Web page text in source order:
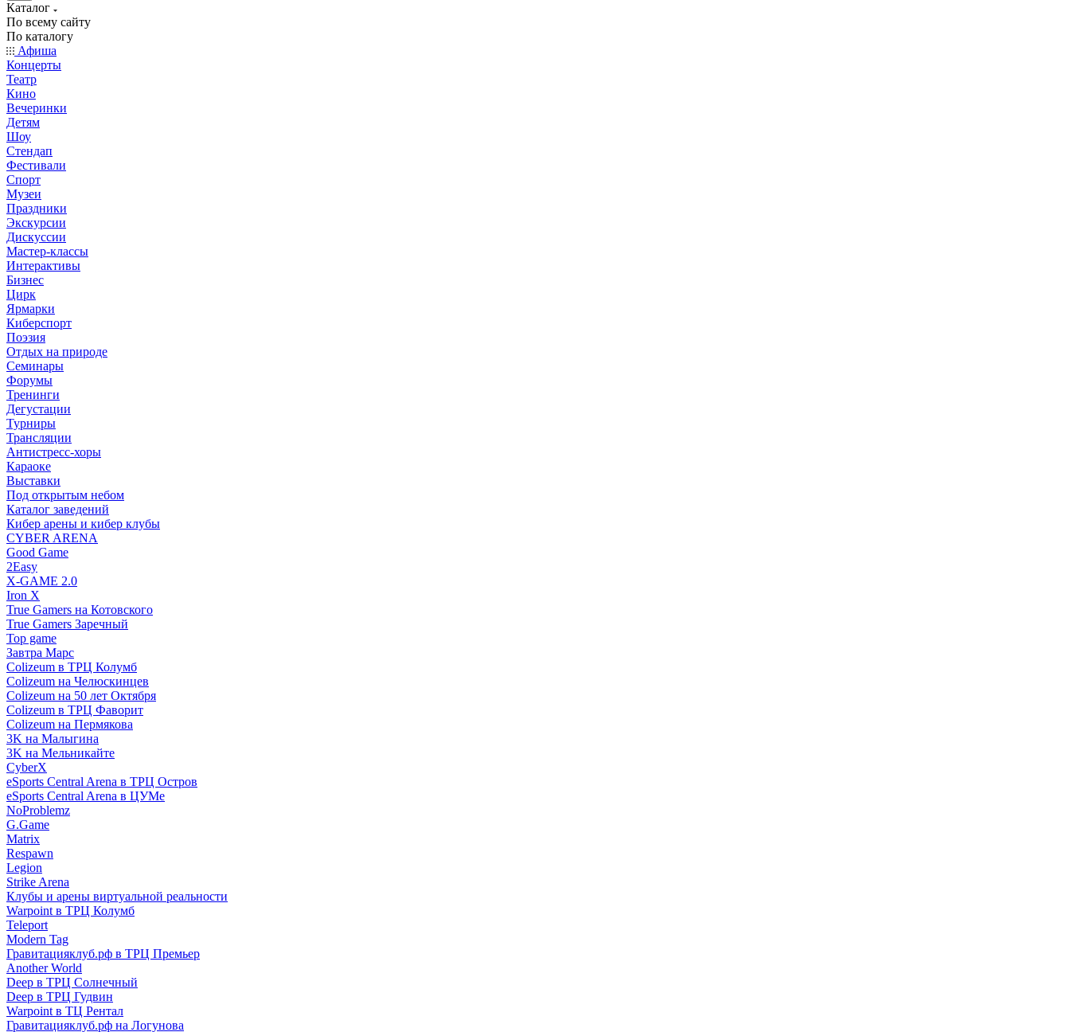
Каталог
По всему сайту
По каталогу
Афиша
Концерты
Театр
Кино
Вечеринки
Детям
Шоу
Стендап
Фестивали
Спорт
Музеи
Праздники
Экскурсии
Дискуссии
Мастер-классы
Интерактивы
Бизнес
Цирк
Ярмарки
Киберспорт
Поэзия
Отдых на природе
Семинары
Форумы
Тренинги
Дегустации
Турниры
Трансляции
Антистресс-хоры
Караоке
Выставки
Под открытым небом
Каталог заведений
Кибер арены и кибер клубы
CYBER ARENA
Good Game
2Easy
X-GAME 2.0
Iron X
True Gamers на Котовского
True Gamers Заречный
Top game
Завтра Марс
Colizeum в ТРЦ Колумб
Colizeum на Челюскинцев
Colizeum на 50 лет Октября
Colizeum в ТРЦ Фаворит
Colizeum на Пермякова
3K на Малыгина
3K на Мельникайте
CyberX
eSports Central Arena в ТРЦ Остров
eSports Central Arena в ЦУМе
NoProblemz
G.Game
Matrix
Respawn
Legion
Strike Arena
Клубы и арены виртуальной реальности
Warpoint в ТРЦ Колумб
Teleport
Modern Tag
Гравитацияклуб.рф в ТРЦ Премьер
Another World
Deep в ТРЦ Солнечный
Deep в ТРЦ Гудвин
Warpoint в ТЦ Рентал
Гравитацияклуб.рф на Логунова